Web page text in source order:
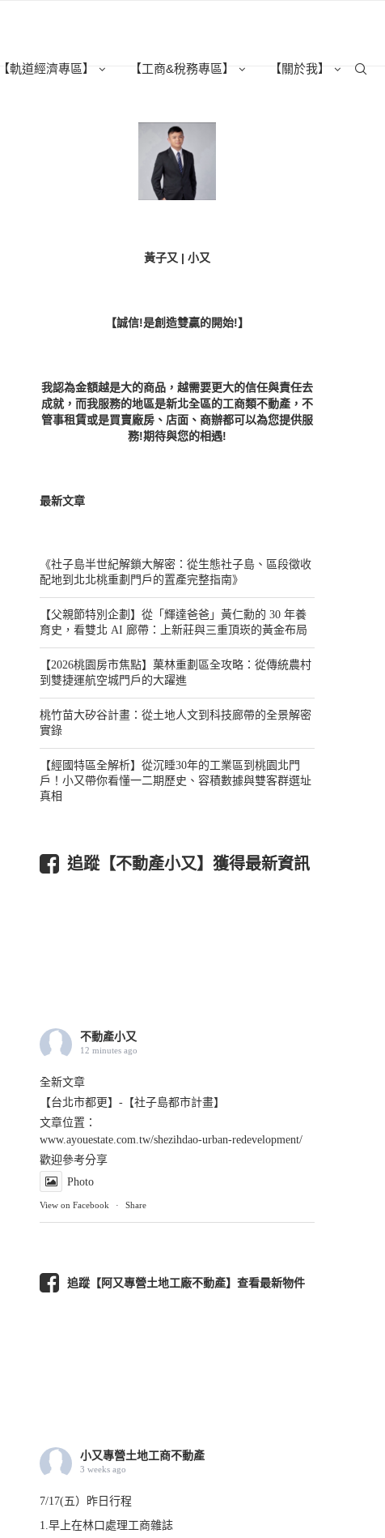
【軌道經濟專區】 【工商&稅務專區】 【關於我】
桃竹苗大矽谷計畫... 【經國特區全解析...
黃子又 | 小又
【誠信!是創造雙贏的開始!】
我認為金額越是大的商品，越需要更大的信任與責任去
成就，而我服務的地區是新北全區的工商類不動產，不
管事租賃或是買賣廠房、店面、商辦都可以為您提供服
務!期待與您的相遇!
最新文章
《社子島半世紀解鎖大解密：從生態社子島、區段徵收
配地到北北桃重劃門戶的置產完整指南》
【父親節特別企劃】從「輝達爸爸」黃仁勳的 30 年養
育史，看雙北 AI 廊帶：上新莊與三重頂崁的黃金布局
【2026桃園房市焦點】菓林重劃區全攻略：從傳統農村
到雙捷運航空城門戶的大躍進
桃竹苗大矽谷計畫：從土地人文到科技廊帶的全景解密
實錄
【經國特區全解析】從沉睡30年的工業區到桃園北門
戶！小又帶你看懂一二期歷史、容積數據與雙客群選址
真相
追蹤【不動產小又】獲得最新資訊
不動產小又
12 minutes ago
全新文章
【台北市都更】-【社子島都市計畫】
文章位置：
www.ayouestate.com.tw/shezihdao-urban-redevelopment/
歡迎參考分享
Photo
View on Facebook · Share
追蹤【阿又專營土地工廠不動產】查看最新物件
小又專營土地工商不動產
3 weeks ago
7/17(五）昨日行程
1.早上在林口處理工商雜誌